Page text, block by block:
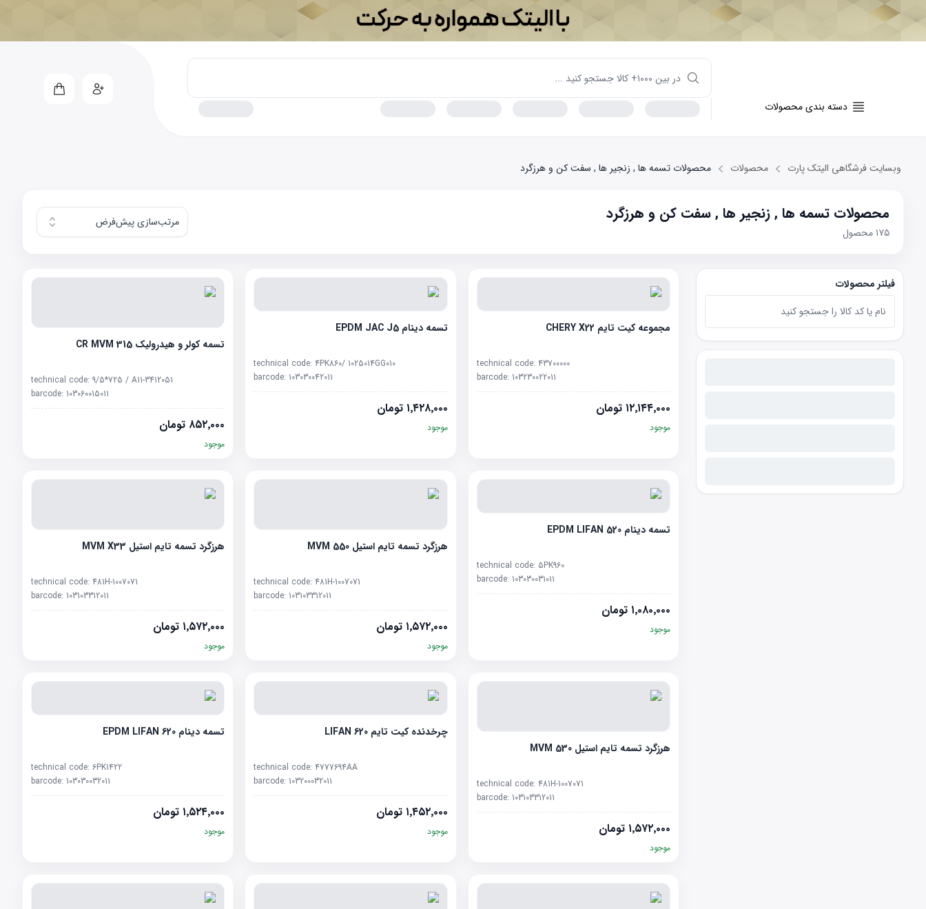
دسته بندی محصولات
وبسایت فرشگاهی الیتک پارت محصولات محصولات تسمه ها , زنجیر ها , سفت کن و هرزگرد
محصولات تسمه ها , زنجیر ها , سفت کن و هرزگرد
۱۷۵محصول
مرتب‌سازی پیش‌فرض
فیلتر محصولات
مجموعه کیت تایم CHERY X22
technical code: 43700000
barcode: 103230022011
۱۲٬۱۴۴٬۰۰۰ تومان
موجود
تسمه دینام EPDM JAC J5
technical code: 4PK860/ 1025014GG010
barcode: 103030042011
۱٬۴۲۸٬۰۰۰ تومان
موجود
تسمه کولر و هیدرولیک CR MVM 315
technical code:9/5*725 / A11-3412051
barcode: 103060015011
۸۵۲٬۰۰۰ تومان
موجود
تسمه دینام EPDM LIFAN 520
technical code: 5PK960
barcode: 103030031011
۱٬۰۸۰٬۰۰۰ تومان
موجود
هرزگرد تسمه تایم استیل MVM 550
technical code: 481H-1007071
barcode: 103103312011
۱٬۵۷۲٬۰۰۰ تومان
موجود
هرزگرد تسمه تایم استیل MVM X33
technical code: 481H-1007071
barcode: 103103312011
۱٬۵۷۲٬۰۰۰ تومان
موجود
هرزگرد تسمه تایم استیل MVM 530
technical code: 481H-1007071
barcode: 103103312011
۱٬۵۷۲٬۰۰۰ تومان
موجود
چرخدنده کیت تایم LIFAN 620
technical code: 4777694AA
barcode: 103200032011
۱٬۴۵۲٬۰۰۰ تومان
موجود
تسمه دینام EPDM LIFAN 620
technical code:6PK1422
barcode: 103030032011
۱٬۵۲۴٬۰۰۰ تومان
موجود